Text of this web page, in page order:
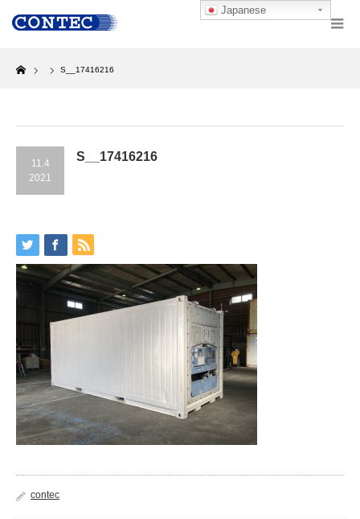
Home
S__17416216
11.4
2021
S__17416216
contec
Japanese